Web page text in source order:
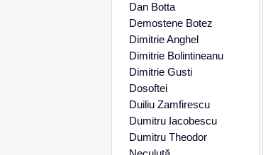
Dan Botta
Demostene Botez
Dimitrie Anghel
Dimitrie Bolintineanu
Dimitrie Gusti
Dosoftei
Duiliu Zamfirescu
Dumitru Iacobescu
Dumitru Theodor